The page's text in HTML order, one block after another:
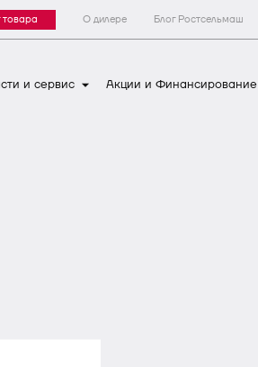
товара О дилере Блог Ростсельмаш
и сервис Акции и Финансирование